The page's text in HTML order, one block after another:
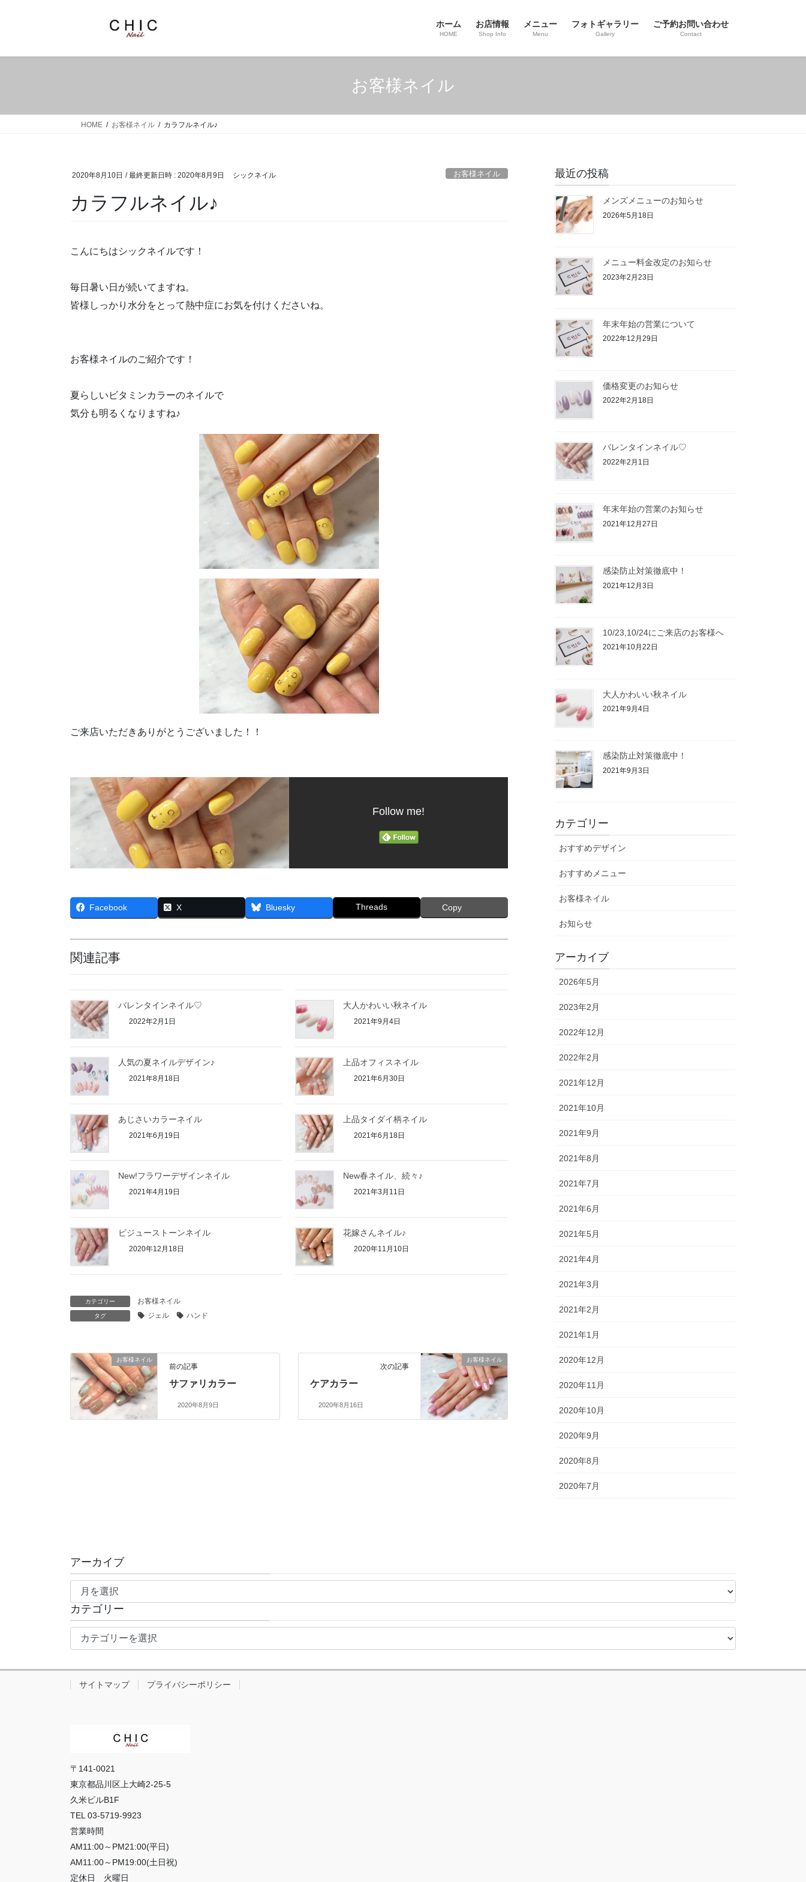
ホーム
HOME
お店情報
Shop Info
メニュー
Menu
フォトギャラリー
Gallery
ご予約お問い合わせ
Contact
お客様ネイル
HOME お客様ネイル カラフルネイル♪
2020年8月10日 / 最終更新日時 : 2020年8月9日 シックネイル お客様ネイル
カラフルネイル♪
こんにちはシックネイルです！
毎日暑い日が続いてますね。
皆様しっかり水分をとって熱中症にお気を付けくださいね。
お客様ネイルのご紹介です！
夏らしいビタミンカラーのネイルで
気分も明るくなりますね♪
ご来店いただきありがとうございました！！
Follow me!
Facebook X Bluesky Threads Copy
関連記事
バレンタインネイル♡
2022年2月1日
大人かわいい秋ネイル
2021年9月4日
人気の夏ネイルデザイン♪
2021年8月18日
上品オフィスネイル
2021年6月30日
あじさいカラーネイル
2021年6月19日
上品タイダイ柄ネイル
2021年6月18日
New!フラワーデザインネイル
2021年4月19日
New春ネイル、続々♪
2021年3月11日
ビジューストーンネイル
2020年12月18日
花嫁さんネイル♪
2020年11月10日
カテゴリー お客様ネイル
タグ ジェル ハンド
お客様ネイル
前の記事
サファリカラー
2020年8月9日
お客様ネイル
次の記事
ケアカラー
2020年8月16日
最近の投稿
メンズメニューのお知らせ
2026年5月18日
メニュー料金改定のお知らせ
2023年2月23日
年末年始の営業について
2022年12月29日
価格変更のお知らせ
2022年2月18日
バレンタインネイル♡
2022年2月1日
年末年始の営業のお知らせ
2021年12月27日
感染防止対策徹底中！
2021年12月3日
10/23,10/24にご来店のお客様へ
2021年10月22日
大人かわいい秋ネイル
2021年9月4日
感染防止対策徹底中！
2021年9月3日
カテゴリー
おすすめデザイン
おすすめメニュー
お客様ネイル
お知らせ
アーカイブ
2026年5月
2023年2月
2022年12月
2022年2月
2021年12月
2021年10月
2021年9月
2021年8月
2021年7月
2021年6月
2021年5月
2021年4月
2021年3月
2021年2月
2021年1月
2020年12月
2020年11月
2020年10月
2020年9月
2020年8月
2020年7月
アーカイブ
ア
カ
イ
カテゴリー
テ
ー
サイトマップ プライバシーポリシー
〒141-0021
東京都品川区上大崎2-25-5
久米ビルB1F
TEL 03-5719-9923
営業時間
AM11:00～PM21:00(平日)
AM11:00～PM19:00(土日祝)
定休日 火曜日